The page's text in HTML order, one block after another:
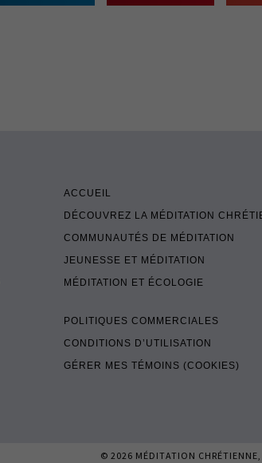
ACCUEIL
DÉCOUVREZ LA MÉDITATION
COMMUNAUTÉS DE MÉDITATION
JEUNESSE ET MÉDITATION
MÉDITATION ET ÉCOLOGIE
POLITIQUES COMMERCIALES
CONDITIONS D’UTILISATION
GÉRER MES TÉMOINS (COOKIES)
© 2026 MÉDITATION CHRÉTIENNE